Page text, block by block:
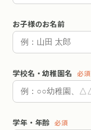
お子様のお名前
学校名・幼稚園名 必須
学年・年齢 必須